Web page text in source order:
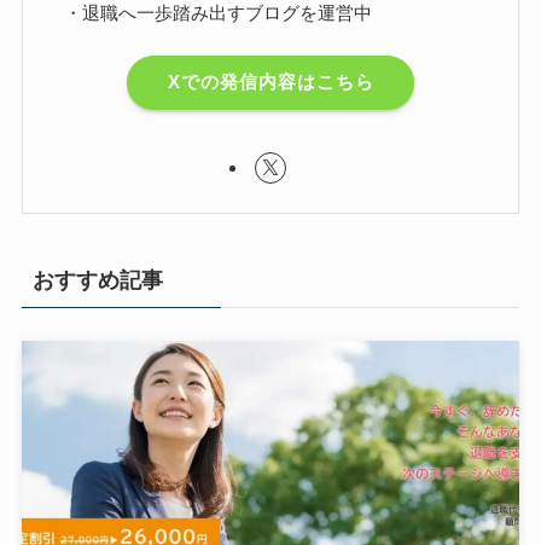
・退職へ一歩踏み出すブログを運営中
Xでの発信内容はこちら
おすすめ記事